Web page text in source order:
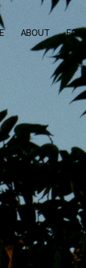
ABOUT FOOD